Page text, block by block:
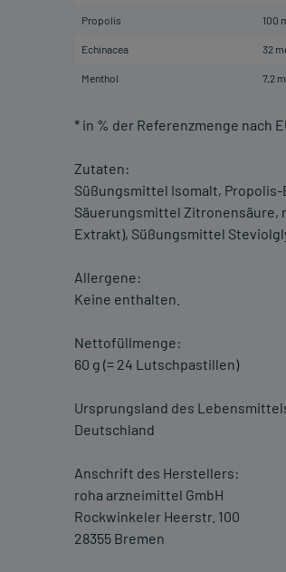
Propolis 100
Echinacea 32
Menthol 7,2
* in % der Referenzmenge
Zutaten:
Süßungsmittel Isomalt, Propolis-
Säuerungsmittel Zitronensäure,
Extrakt), Süßungsmittel
Allergene:
Keine enthalten.
Nettofüllmenge:
60 g (= 24 Lutschpastillen)
Ursprungsland des
Deutschland
Anschrift des Herstellers:
roha arzneimittel GmbH
Rockwinkeler Heerstr. 100
28355 Bremen